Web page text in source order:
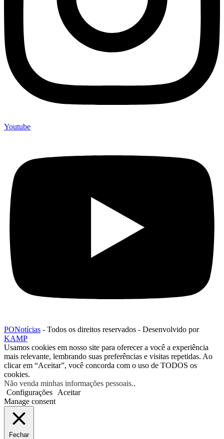
Youtube
PONotícias - Todos os direitos reservados - Desenvolvido por
KAMP
Usamos cookies em nosso site para oferecer a você a experiência
mais relevante, lembrando suas preferências e visitas repetidas. Ao
clicar em “Aceitar”, você concorda com o uso de TODOS os
cookies.
Não venda minhas informações pessoais..
Configurações
Aceitar
Manage consent
Fechar